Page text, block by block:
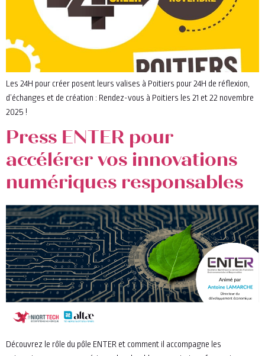
Les 24H pour créer posent leurs valises à Poitiers pour 24H de réflexion,
d’échanges et de création : Rendez-vous à Poitiers les 21 et 22 novembre
2025 !
Press ENTER pour
accélérer vos innovations
numériques responsables
Découvrez le rôle du pôle ENTER et comment il accompagne les